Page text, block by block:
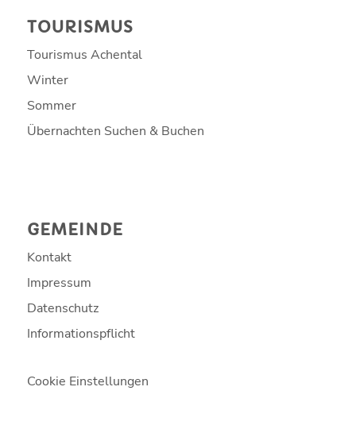
TOURISMUS
Tourismus Achental
Winter
Sommer
Übernachten Suchen & Buchen
GEMEINDE
Kontakt
Impressum
Datenschutz
Informationspflicht
Cookie Einstellungen